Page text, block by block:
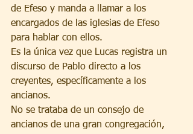
de Efeso y manda a llamar a los
encargados de las iglesias de Efeso
para hablar con ellos.
Es la única vez que Lucas registra un
discurso de Pablo directo a los
creyentes, específicamente a los
ancianos.
No se trataba de un consejo de
ancianos de una gran congregación,